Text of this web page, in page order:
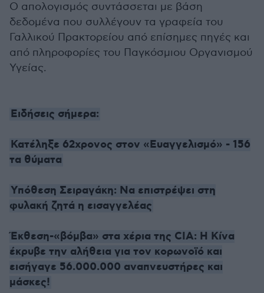
Ο απολογισμός συντάσσεται με βάση
δεδομένα που συλλέγουν τα γραφεία του
Γαλλικού Πρακτορείου από επίσημες πηγές και
από πληροφορίες του Παγκόσμιου Οργανισμού
Υγείας.
Ειδήσεις σήμερα:
Κατέληξε 62χρονος στον «Ευαγγελισμό» - 156
τα θύματα
Υπόθεση Σειραγάκη: Να επιστρέψει στη
φυλακή ζητά η εισαγγελέας
Έκθεση-«βόμβα» στα χέρια της CIA: Η Κίνα
έκρυβε την αλήθεια για τον κορωνοϊό και
εισήγαγε 56.000.000 αναπνευστήρες και
μάσκες!